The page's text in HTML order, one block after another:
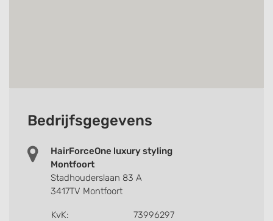
Bedrijfsgegevens
HairForceOne luxury styling
Montfoort
Stadhouderslaan 83 A
3417TV Montfoort
KvK:
73996297